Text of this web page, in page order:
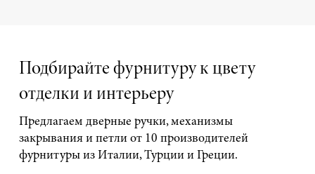
Подбирайте фурнитуру к цвету
отделки и интерьеру
Предлагаем дверные ручки, механизмы
закрывания и петли от 10 производителей
фурнитуры из Италии, Турции и Греции.